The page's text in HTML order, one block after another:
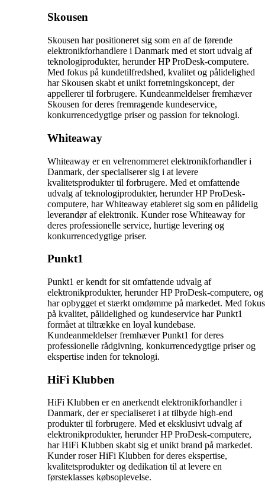
Skousen
Skousen har positioneret sig som en af de førende
elektronikforhandlere i Danmark med et stort udvalg af
teknologiprodukter, herunder HP ProDesk-computere.
Med fokus på kundetilfredshed, kvalitet og pålidelighed
har Skousen skabt et unikt forretningskoncept, der
appellerer til forbrugere. Kundeanmeldelser fremhæver
Skousen for deres fremragende kundeservice,
konkurrencedygtige priser og passion for teknologi.
Whiteaway
Whiteaway er en velrenommeret elektronikforhandler i
Danmark, der specialiserer sig i at levere
kvalitetsprodukter til forbrugere. Med et omfattende
udvalg af teknologiprodukter, herunder HP ProDesk-
computere, har Whiteaway etableret sig som en pålidelig
leverandør af elektronik. Kunder rose Whiteaway for
deres professionelle service, hurtige levering og
konkurrencedygtige priser.
Punkt1
Punkt1 er kendt for sit omfattende udvalg af
elektronikprodukter, herunder HP ProDesk-computere, og
har opbygget et stærkt omdømme på markedet. Med fokus
på kvalitet, pålidelighed og kundeservice har Punkt1
formået at tiltrække en loyal kundebase.
Kundeanmeldelser fremhæver Punkt1 for deres
professionelle rådgivning, konkurrencedygtige priser og
ekspertise inden for teknologi.
HiFi Klubben
HiFi Klubben er en anerkendt elektronikforhandler i
Danmark, der er specialiseret i at tilbyde high-end
produkter til forbrugere. Med et eksklusivt udvalg af
elektronikprodukter, herunder HP ProDesk-computere,
har HiFi Klubben skabt sig et unikt brand på markedet.
Kunder roser HiFi Klubben for deres ekspertise,
kvalitetsprodukter og dedikation til at levere en
førsteklasses købsoplevelse.